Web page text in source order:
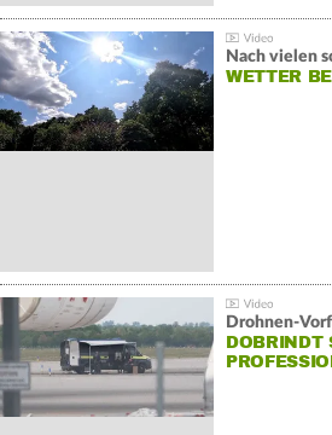
Nach vielen
WETTER
Drohnen-
DOBRINDT